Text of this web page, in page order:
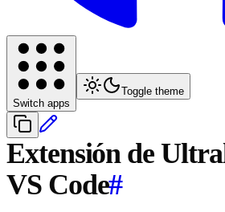
Switch apps
Toggle theme
Extensión de
VS Code#